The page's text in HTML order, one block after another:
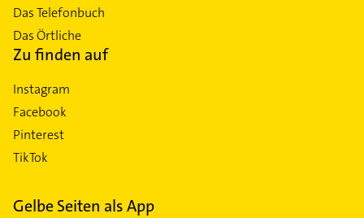
Das Telefonbuch
Das Örtliche
Zu finden auf
Instagram
Facebook
Pinterest
TikTok
Gelbe Seiten als App